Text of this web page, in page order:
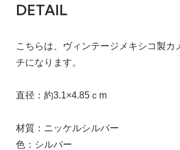
DETAIL
こちらは、ヴィンテージメキシコ製カ
チになります。
直径：約3.1×4.85ｃm
材質：ニッケルシルバー
色：シルバー